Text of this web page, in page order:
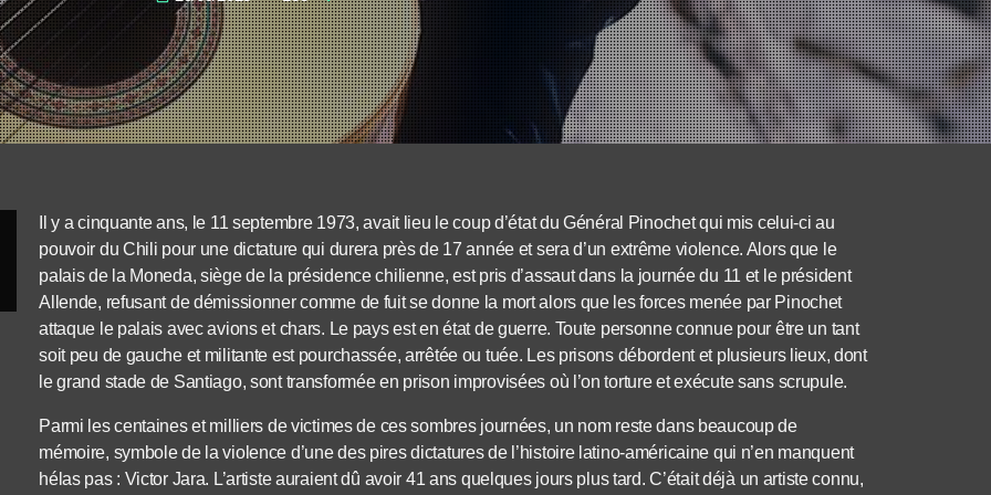
Il y a cinquante ans, le 11 septembre 1973, avait lieu le coup d’état du Général Pinochet qui mis celui-ci au
pouvoir du Chili pour une dictature qui durera près de 17 année et sera d’un extrême violence. Alors que le
palais de la Moneda, siège de la présidence chilienne, est pris d’assaut dans la journée du 11 et le président
Allende, refusant de démissionner comme de fuit se donne la mort alors que les forces menée par Pinochet
attaque le palais avec avions et chars. Le pays est en état de guerre. Toute personne connue pour être un tant
soit peu de gauche et militante est pourchassée, arrêtée ou tuée. Les prisons débordent et plusieurs lieux, dont
le grand stade de Santiago, sont transformée en prison improvisées où l’on torture et exécute sans scrupule.
Parmi les centaines et milliers de victimes de ces sombres journées, un nom reste dans beaucoup de
mémoire, symbole de la violence d’une des pires dictatures de l’histoire latino-américaine qui n’en manquent
hélas pas : Victor Jara. L’artiste auraient dû avoir 41 ans quelques jours plus tard. C’était déjà un artiste connu,